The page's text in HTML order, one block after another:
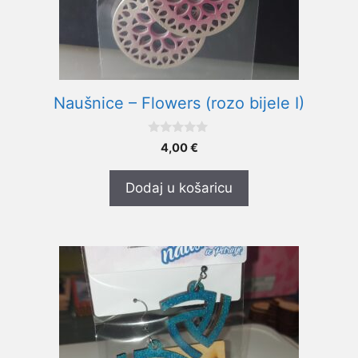
Naušnice – Flowers (rozo bijele I)
4,00€
Dodaj u košaricu